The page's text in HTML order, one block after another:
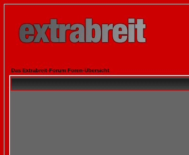
Das Extrabreit-Forum Foren-Übersicht